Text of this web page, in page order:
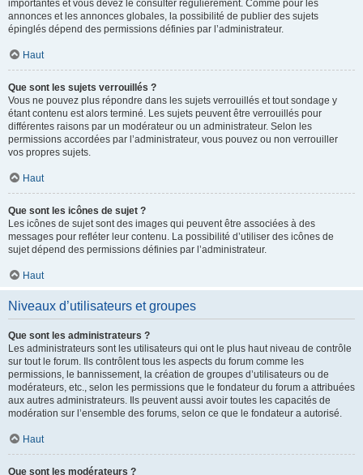
importantes et vous devez le consulter régulièrement. Comme pour les
annonces et les annonces globales, la possibilité de publier des sujets
épinglés dépend des permissions définies par l’administrateur.
Haut
Que sont les sujets verrouillés ?
Vous ne pouvez plus répondre dans les sujets verrouillés et tout sondage y
étant contenu est alors terminé. Les sujets peuvent être verrouillés pour
différentes raisons par un modérateur ou un administrateur. Selon les
permissions accordées par l’administrateur, vous pouvez ou non verrouiller
vos propres sujets.
Haut
Que sont les icônes de sujet ?
Les icônes de sujet sont des images qui peuvent être associées à des
messages pour refléter leur contenu. La possibilité d’utiliser des icônes de
sujet dépend des permissions définies par l’administrateur.
Haut
Niveaux d’utilisateurs et groupes
Que sont les administrateurs ?
Les administrateurs sont les utilisateurs qui ont le plus haut niveau de contrôle
sur tout le forum. Ils contrôlent tous les aspects du forum comme les
permissions, le bannissement, la création de groupes d’utilisateurs ou de
modérateurs, etc., selon les permissions que le fondateur du forum a attribuées
aux autres administrateurs. Ils peuvent aussi avoir toutes les capacités de
modération sur l’ensemble des forums, selon ce que le fondateur a autorisé.
Haut
Que sont les modérateurs ?